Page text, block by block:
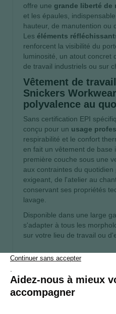
offre une grande liberté de
et les épaules,
hauteur, de manutention ou
Les éléments
renforcent la visibilité du
luminosité, un atout concret
de travail industriels ou sur
Vêtement de
Snickers
polyvalence au
Sans certification EPI
conçu pour un usage
respirabilité et le confort
en fait un vêtement de base
première couche sous une
aux contraintes du
exigeant, de l'atelier au
conservant ses propriétés
lavage.
Disponible dans une large
s'adapter à tous les
sur votre lieu de travail ou